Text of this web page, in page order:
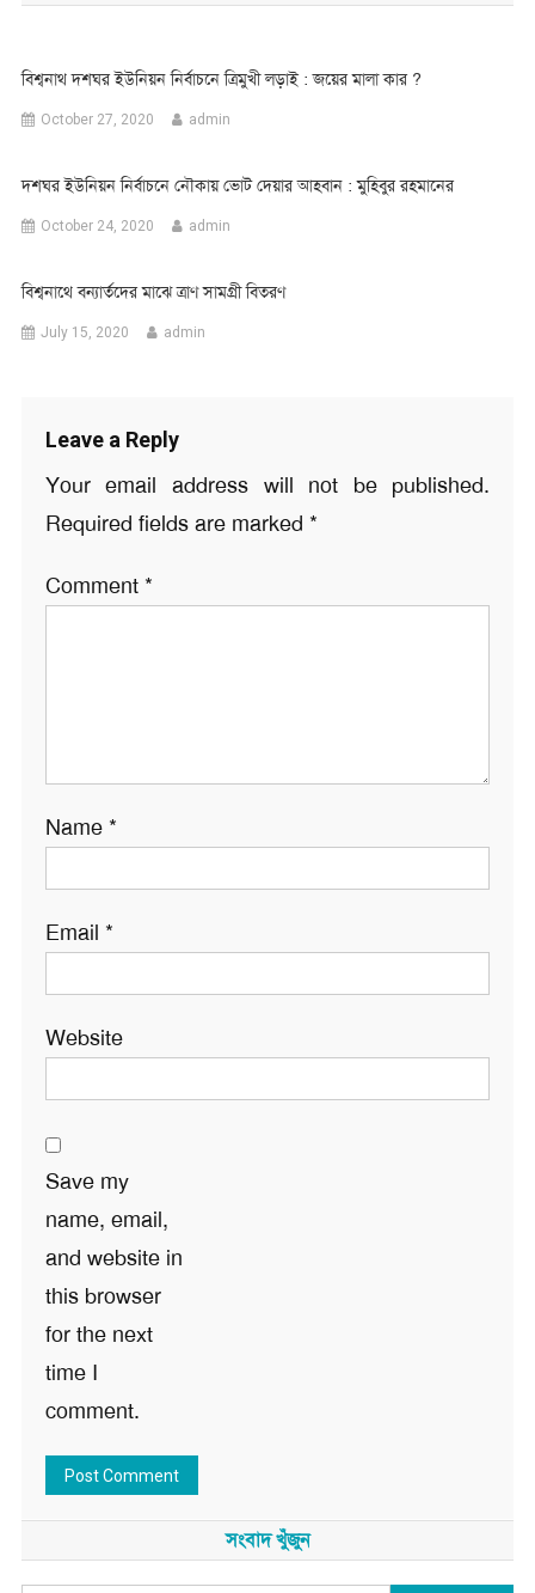
বিশ্বনাথ দশঘর ইউনিয়ন নির্বাচনে ত্রিমুখী লড়াই : জয়ের মালা কার ?
October 27, 2020 admin
দশঘর ইউনিয়ন নির্বাচনে নৌকায় ভোট দেয়ার আহবান : মুহিবুর রহমানের
October 24, 2020 admin
বিশ্বনাথে বন্যার্তদের মাঝে ত্রাণ সামগ্রী বিতরণ
July 15, 2020 admin
Leave a Reply
Your email address will not be published.
Required fields are marked *
Comment *
Name *
Email *
Website
Save my
name, email,
and website in
this browser
for the next
time I
comment.
সংবাদ খুঁজুন